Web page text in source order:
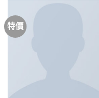
特價